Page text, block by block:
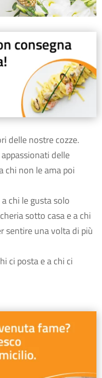
delle nostre cozze.
delle
chi non le ama poi
chi le gusta solo
sotto casa e a chi
sentire una volta di più
ci posta e a chi ci